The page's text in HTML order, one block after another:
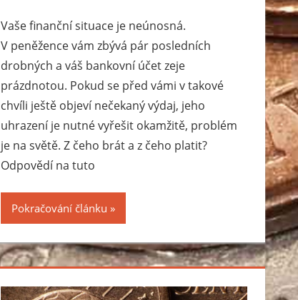
Vaše finanční situace je neúnosná.
V peněžence vám zbývá pár posledních
drobných a váš bankovní účet zeje
prázdnotou. Pokud se před vámi v takové
chvíli ještě objeví nečekaný výdaj, jeho
uhrazení je nutné vyřešit okamžitě, problém
je na světě. Z čeho brát a z čeho platit?
Odpovědí na tuto
Pokračování článku